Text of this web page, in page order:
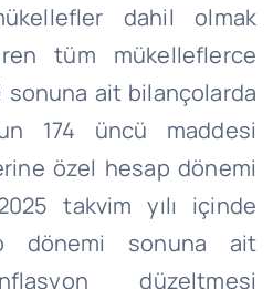
dahil olmak
tüm mükelleflerce
sonuna ait bilançolarda
174 üncü maddesi
özel hesap dönemi
takvim yılı içinde
dönemi sonuna ait
düzeltmesi